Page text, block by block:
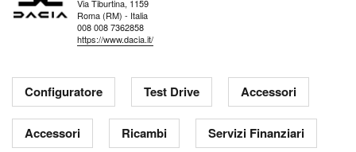
Via Tiburtina, 1159
Roma (RM) - Italia
008 008 7362858
https://www.dacia.it/
Configuratore Test Drive Accessori
Accessori Ricambi Servizi Finanziari